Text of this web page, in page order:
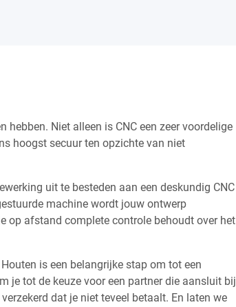
hebben. Niet alleen is CNC een zeer voordelige
hoogst secuur ten opzichte van niet
uit te besteden aan een deskundig CNC
machine wordt jouw ontwerp
op afstand complete controle behoudt over het
is een belangrijke stap om tot een
je tot de keuze voor een partner die aansluit bij
dat je niet teveel betaalt. En laten we